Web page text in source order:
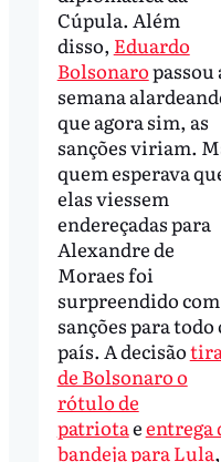
Cúpula. Além
disso, Eduardo
Bolsonaropassou
semana
que agora sim, as
sanções viriam.
quem esperava
elas viessem
endereçadas para
Alexandre de
Moraes foi
surpreendido com
sanções para todo
país. A decisão
de Bolsonaro o
rótulo de
patriotaeentrega
bandeja para Lula,